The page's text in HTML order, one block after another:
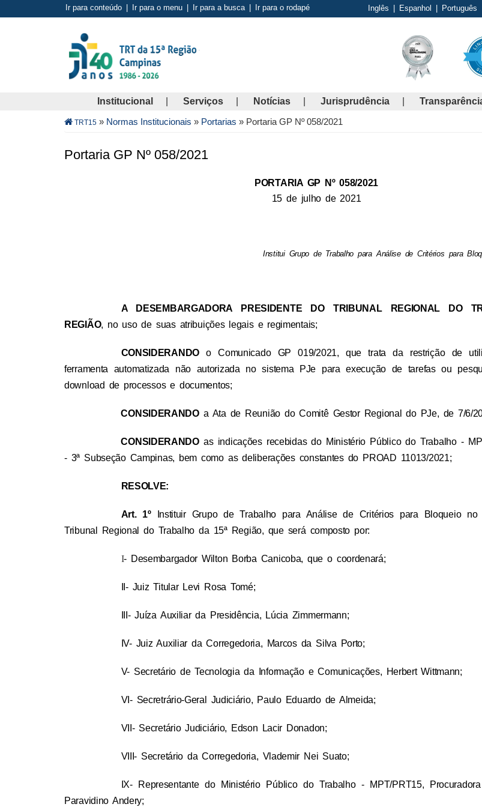
Ir para conteúdo Ir para o menu Ir para a busca Ir para o rodapé Inglês Espanhol Português
Institucional Serviços Notícias Jurisprudência
Trilha
navegação
TRT15 » Normas Institucionais » Portarias » Portaria GP Nº 058/2021
Portaria GP Nº 058/2021
PORTARIA GP Nº 058/2021
15 de julho de 2021
Institui Grupo de Trabalho para Análise de Critérios para
A DESEMBARGADORA PRESIDENTE DO TRIBUNAL REGIONAL DO
REGIÃO, no uso de suas atribuições legais e regimentais;
CONSIDERANDOo Comunicado GP 019/2021, que trata da restrição de
ferramenta automatizada não autorizada no sistema PJe para execução de tarefas ou
download de processos e documentos;
CONSIDERANDOa Ata de Reunião do Comitê Gestor Regional do PJe, de 7/6/
CONSIDERANDOas indicações recebidas do Ministério Público do Trabalho -
- 3ª Subseção Campinas, bem como as deliberações constantes do PROAD 11013/2021;
RESOLVE:
Art. 1º
Instituir Grupo de Trabalho para Análise de Critérios para Bloqueio
Tribunal Regional do Trabalho da 15ª Região, que será composto por:
I- Desembargador Wilton Borba Canicoba, que o coordenará;
II- Juiz Titular Levi Rosa Tomé;
III- Juíza Auxiliar da Presidência, Lúcia Zimmermann;
IV- Juiz Auxiliar da Corregedoria, Marcos da Silva Porto;
V- Secretário de Tecnologia da Informação e Comunicações, Herbert Wittmann;
VI- Secretrário-Geral Judiciário, Paulo Eduardo de Almeida;
VII- Secretário Judiciário, Edson Lacir Donadon;
VIII- Secretário da Corregedoria, Vlademir Nei Suato;
IX- Representante do Ministério Público do Trabalho - MPT/PRT15,
Paravidino Andery;